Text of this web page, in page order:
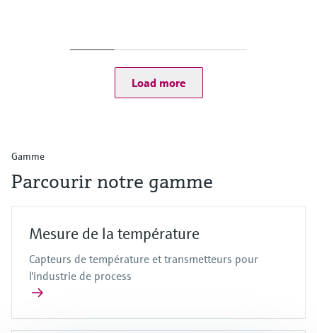
Load more
Gamme
Parcourir notre gamme
Mesure de la température
Capteurs de température et transmetteurs pour
l'industrie de process